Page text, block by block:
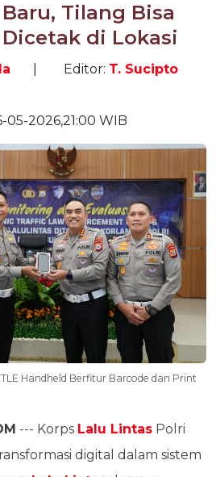
Tilang Bisa
di Lokasi
Editor: T. Sucipto
05-2026,21:00 WIB
Handheld Berfitur Barcode dan Print
--- Korps Lalu Lintas Polri
digital dalam sistem